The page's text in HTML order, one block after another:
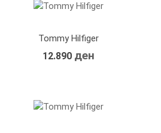
Tommy Hilfiger
12.890 ден